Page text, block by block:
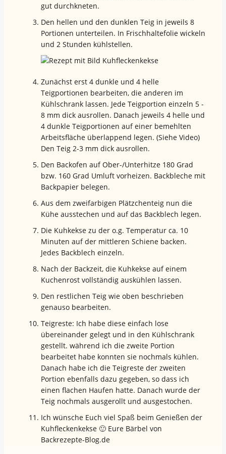
gut durchkneten.
Den hellen und den dunklen Teig in jeweils 8
Portionen unterteilen. In Frischhaltefolie wickeln
und 2 Stunden kühlstellen.
Zunächst erst 4 dunkle und 4 helle
Teigportionen bearbeiten, die anderen im
Kühlschrank lassen. Jede Teigportion einzeln 5 -
8 mm dick ausrollen. Danach jeweils 4 helle und
4 dunkle Teigportionen auf einer bemehlten
Arbeitsfläche überlappend legen. (Siehe Video)
Den Teig 2-3 mm dick ausrollen.
Den Backofen auf Ober-/Unterhitze 180 Grad
bzw. 160 Grad Umluft vorheizen. Backbleche mit
Backpapier belegen.
Aus dem zweifarbigen Plätzchenteig nun die
Kühe ausstechen und auf das Backblech legen.
Die Kuhkekse zu der o.g. Temperatur ca. 10
Minuten auf der mittleren Schiene backen.
Jedes Backblech einzeln.
Nach der Backzeit, die Kuhkekse auf einem
Kuchenrost vollständig auskühlen lassen.
Den restlichen Teig wie oben beschrieben
genauso bearbeiten.
Teigreste: Ich habe diese einfach lose
übereinander gelegt und in den Kühlschrank
gestellt. während ich die zweite Portion
bearbeitet habe konnten sie nochmals kühlen.
Danach habe ich die Teigreste der zweiten
Portion ebenfalls dazu gegeben, so dass ich
einen flachen Haufen hatte. Danach wurde der
Teig nochmals ausgerollt und ausgestochen.
Ich wünsche Euch viel Spaß beim Genießen der
Kuhfleckenkekse 🙂 Eure Bärbel von
Backrezepte-Blog.de